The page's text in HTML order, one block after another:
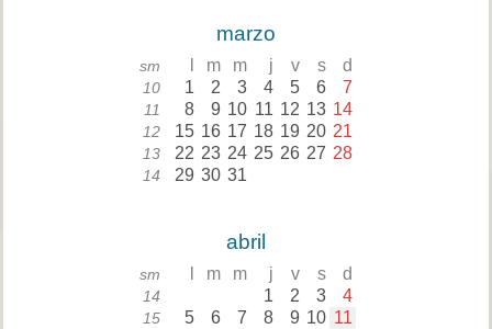
marzo
sm m m j v s d
10 1 2 3 4 5 6 7
11 8 9 10 11 12 13 14
12 15 16 17 18 19 20 21
13 22 23 24 25 26 27 28
14 29 30 31
abril
sm m m j v s d
14 1 2 3 4
15 5 6 7 8 9 10 11